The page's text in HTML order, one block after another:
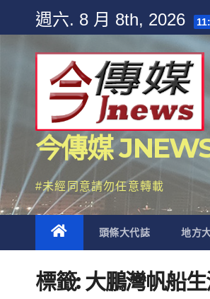
content
週六. 8 月 8th, 2026
今傳媒
#未經同意請勿任意轉載
頭條大代誌 地方
標籤:大鵬灣帆船